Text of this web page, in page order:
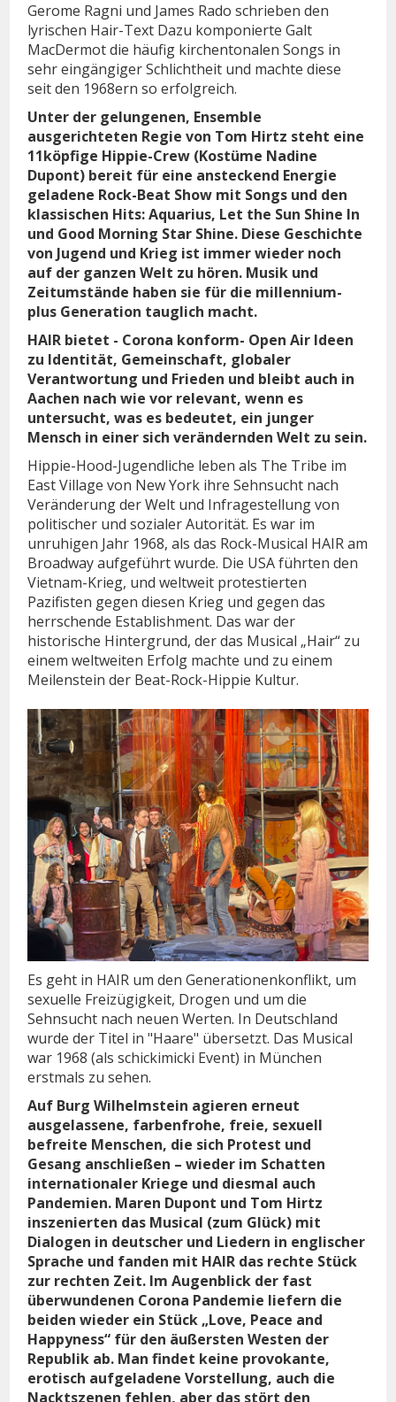
Gerome Ragni und James Rado schrieben den
lyrischen Hair-Text Dazu komponierte Galt
MacDermot die häufig kirchentonalen Songs in
sehr eingängiger Schlichtheit und machte diese
seit den 1968ern so erfolgreich.
Unter der gelungenen, Ensemble
ausgerichteten Regie von Tom Hirtz steht eine
11köpfige Hippie-Crew (Kostüme Nadine
Dupont) bereit für eine ansteckend Energie
geladene Rock-Beat Show mit Songs und den
klassischen Hits: Aquarius, Let the Sun Shine In
und Good Morning Star Shine. Diese Geschichte
von Jugend und Krieg ist immer wieder noch
auf der ganzen Welt zu hören. Musik und
Zeitumstände haben sie für die millennium-
plus Generation tauglich macht.
HAIR bietet - Corona konform- Open Air Ideen
zu Identität, Gemeinschaft, globaler
Verantwortung und Frieden und bleibt auch in
Aachen nach wie vor relevant, wenn es
untersucht, was es bedeutet, ein junger
Mensch in einer sich verändernden Welt zu sein.
Hippie-Hood-Jugendliche leben als The Tribe im
East Village von New York ihre Sehnsucht nach
Veränderung der Welt und Infragestellung von
politischer und sozialer Autorität. Es war im
unruhigen Jahr 1968, als das Rock-Musical HAIR am
Broadway aufgeführt wurde. Die USA führten den
Vietnam-Krieg, und weltweit protestierten
Pazifisten gegen diesen Krieg und gegen das
herrschende Establishment. Das war der
historische Hintergrund, der das Musical „Hair“ zu
einem weltweiten Erfolg machte und zu einem
Meilenstein der Beat-Rock-Hippie Kultur.
Es geht in HAIR um den Generationenkonflikt, um
sexuelle Freizügigkeit, Drogen und um die
Sehnsucht nach neuen Werten. In Deutschland
wurde der Titel in "Haare" übersetzt. Das Musical
war 1968 (als schickimicki Event) in München
erstmals zu sehen.
Auf Burg Wilhelmstein agieren erneut
ausgelassene, farbenfrohe, freie, sexuell
befreite Menschen, die sich Protest und
Gesang anschließen – wieder im Schatten
internationaler Kriege und diesmal auch
Pandemien. Maren Dupont und Tom Hirtz
inszenierten das Musical (zum Glück) mit
Dialogen in deutscher und Liedern in englischer
Sprache und fanden mit HAIR das rechte Stück
zur rechten Zeit. Im Augenblick der fast
überwundenen Corona Pandemie liefern die
beiden wieder ein Stück „Love, Peace and
Happyness“ für den äußersten Westen der
Republik ab. Man findet keine provokante,
erotisch aufgeladene Vorstellung, auch die
Nacktszenen fehlen, aber das stört den